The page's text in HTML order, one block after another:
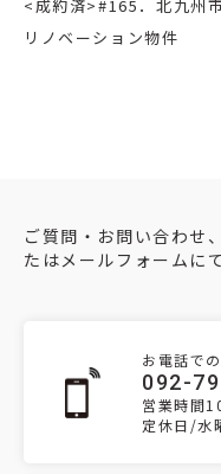
<成約済>#165．北九州
リノベーション物件
ご質問・お問い合わせ
たはメールフォームに
お電話で
092-
営業時間
定休日/水